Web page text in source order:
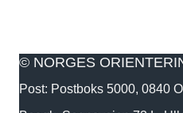
© NORGES
Post: Postboks 5000, 0840